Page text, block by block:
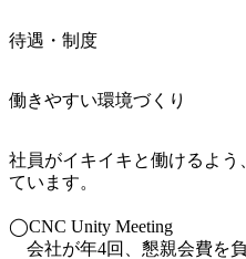
待遇・制度
働きやすい環境づくり
社員がイキイキと働けるよ
ています。
◯CNC Unity Meeting
会社が年4回、懇親会費を